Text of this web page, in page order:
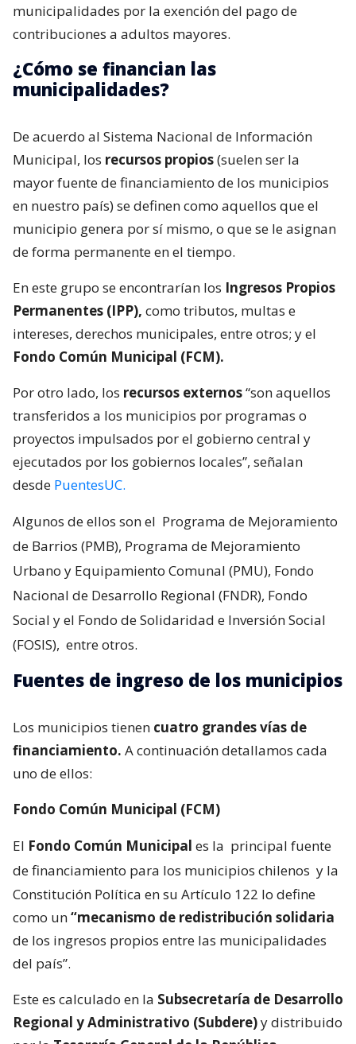
municipalidades por la exención del pago de
contribuciones a adultos mayores.
¿Cómo se financian las
municipalidades?
De acuerdo al Sistema Nacional de Información
Municipal, los recursos propios(suelen ser la
mayor fuente de financiamiento de los municipios
en nuestro país) se definen como aquellos que el
municipio genera por sí mismo, o que se le asignan
de forma permanente en el tiempo.
En este grupo se encontrarían los Ingresos Propios
Permanentes (IPP), como tributos, multas e
intereses, derechos municipales, entre otros; y el
Fondo Común Municipal (FCM).
Por otro lado, los recursos externos“son aquellos
transferidos a los municipios por programas o
proyectos impulsados por el gobierno central y
ejecutados por los gobiernos locales”, señalan
desde PuentesUC.
Algunos de ellos son el Programa de Mejoramiento
de Barrios (PMB), Programa de Mejoramiento
Urbano y Equipamiento Comunal (PMU), Fondo
Nacional de Desarrollo Regional (FNDR), Fondo
Social y el Fondo de Solidaridad e Inversión Social
(FOSIS), entre otros.
Fuentes de ingreso de los municipios
Los municipios tienen cuatro grandes vías de
financiamiento. A continuación detallamos cada
uno de ellos:
Fondo Común Municipal (FCM)
El Fondo Común Municipal es la principal fuente
de financiamiento para los municipios chilenos y la
Constitución Política en su Artículo 122 lo define
como un“mecanismo de redistribución solidaria
de los ingresos propios entre las municipalidades
del país”.
Este es calculado en la Subsecretaría de Desarrollo
Regional y Administrativo (Subdere)y distribuido